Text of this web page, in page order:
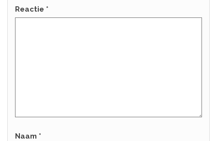
Reactie *
Naam *